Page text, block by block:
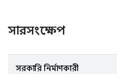
সারসংক্ষেপ
সরকারি নির্মাণকারী